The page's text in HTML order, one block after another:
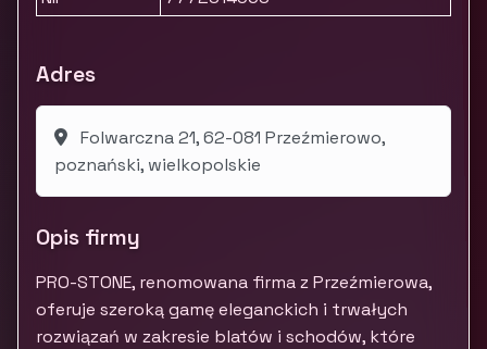
Adres
Folwarczna 21, 62-081 Przeźmierowo,
poznański, wielkopolskie
Opis firmy
PRO-STONE, renomowana firma z Przeźmierowa,
oferuje szeroką gamę eleganckich i trwałych
rozwiązań w zakresie blatów i schodów, które